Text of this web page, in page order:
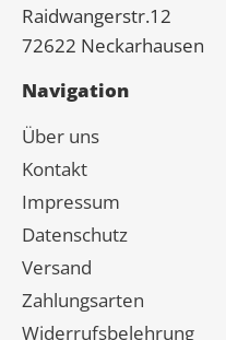
Raidwangerstr.12
72622 Neckarhausen
Navigation
Über uns
Kontakt
Impressum
Datenschutz
Versand
Zahlungsarten
Widerrufsbelehrung